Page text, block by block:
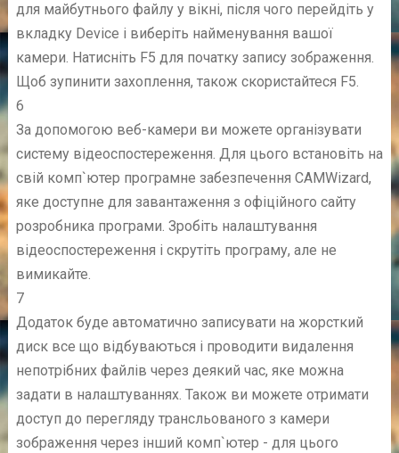
для майбутнього файлу у вікні, після чого перейдіть у
вкладку Device і виберіть найменування вашої
камери. Натисніть F5 для початку запису зображення.
Щоб зупинити захоплення, також скористайтеся F5.
6
За допомогою веб-камери ви можете організувати
систему відеоспостереження. Для цього встановіть на
свій комп`ютер програмне забезпечення CAMWizard,
яке доступне для завантаження з офіційного сайту
розробника програми. Зробіть налаштування
відеоспостереження і скрутіть програму, але не
вимикайте.
7
Додаток буде автоматично записувати на жорсткий
диск все що відбуваються і проводити видалення
непотрібних файлів через деякий час, яке можна
задати в налаштуваннях. Також ви можете отримати
доступ до перегляду трансльованого з камери
зображення через інший комп`ютер - для цього